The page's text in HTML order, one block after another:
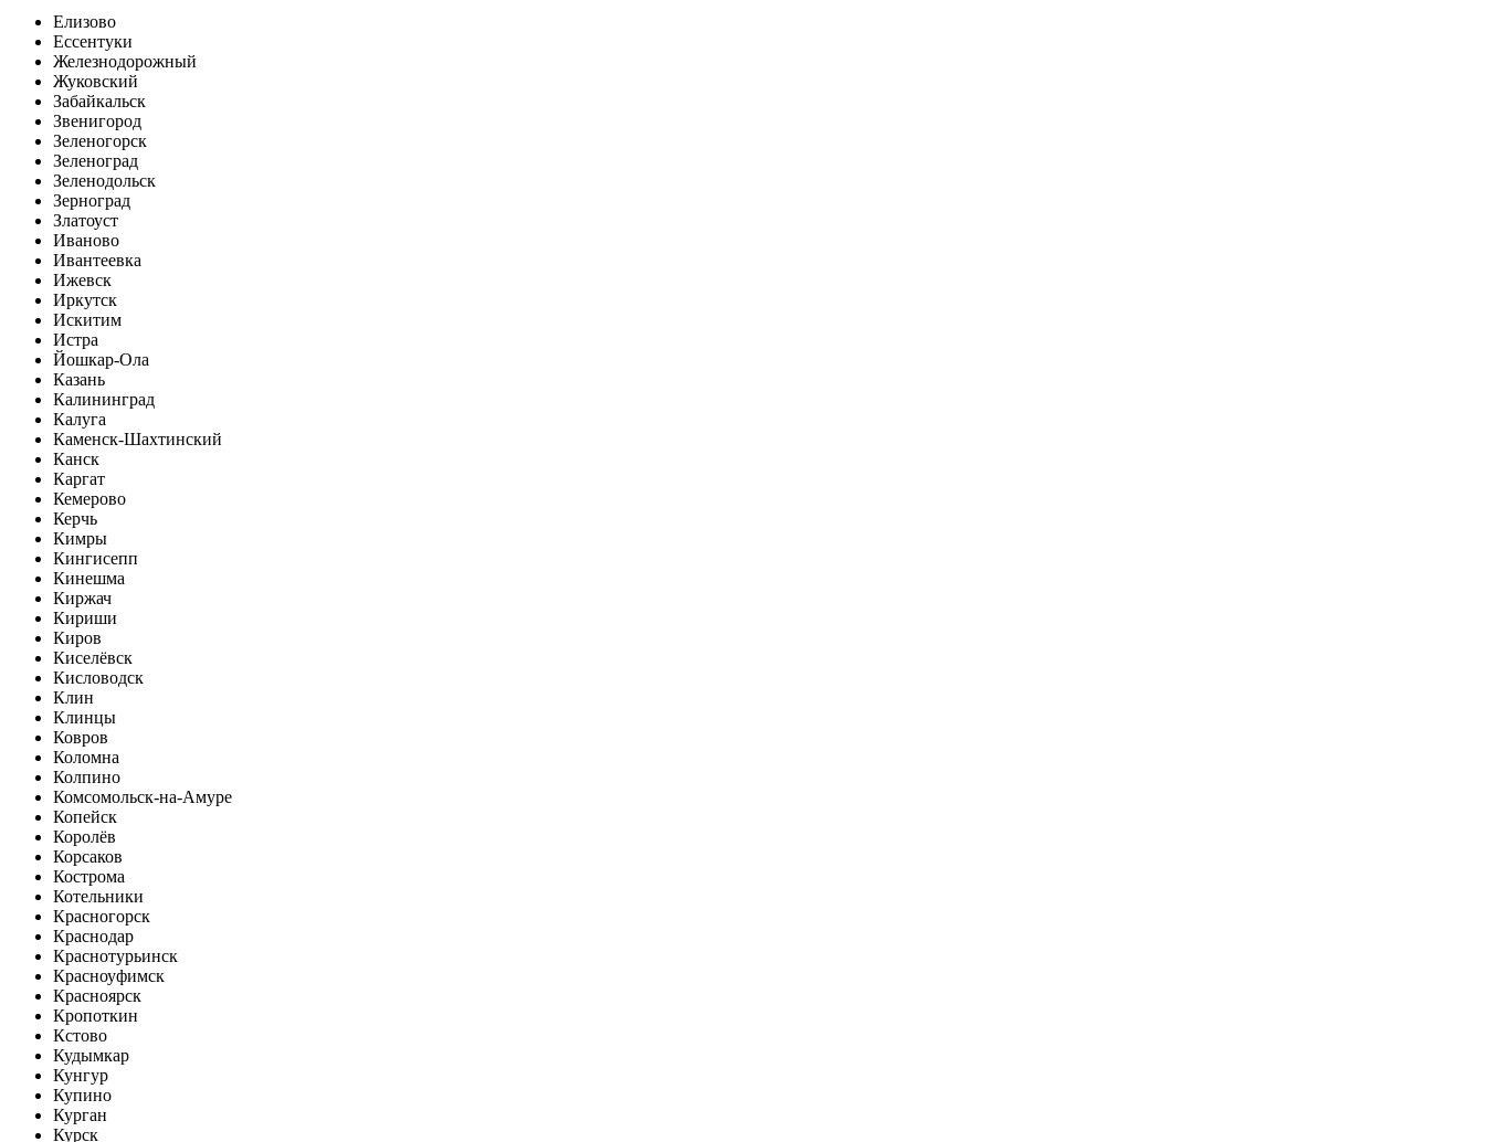
Елизово
Ессентуки
Железнодорожный
Жуковский
Забайкальск
Звенигород
Зеленогорск
Зеленоград
Зеленодольск
Зерноград
Златоуст
Иваново
Ивантеевка
Ижевск
Иркутск
Искитим
Истра
Йошкар-Ола
Казань
Калининград
Калуга
Каменск-Шахтинский
Канск
Каргат
Кемерово
Керчь
Кимры
Кингисепп
Кинешма
Киржач
Кириши
Киров
Киселёвск
Кисловодск
Клин
Клинцы
Ковров
Коломна
Колпино
Комсомольск-на-Амуре
Копейск
Королёв
Корсаков
Кострома
Котельники
Красногорск
Краснодар
Краснотурьинск
Красноуфимск
Красноярск
Кропоткин
Кстово
Кудымкар
Кунгур
Купино
Курган
Курск